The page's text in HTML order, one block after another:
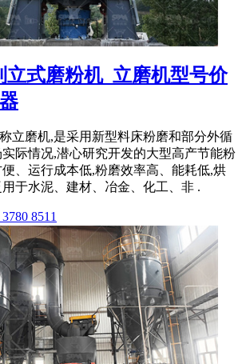
式磨粉机_立磨机型号价
立磨机,是采用新型料床粉磨和部分外循
际情况,潜心研究开发的大型高产节能粉
、运行成本低,粉磨效率高、能耗低,烘
于水泥、建材、冶金、化工、非 .
8511